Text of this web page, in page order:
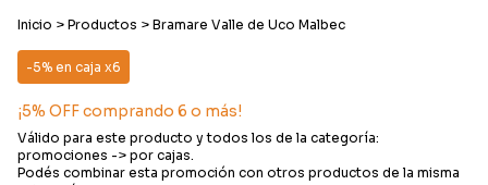
Inicio > Productos > Bramare Valle de Uco Malbec
-5% en caja x6
¡5% OFF comprando 6 o más!
Válido para este producto y todos los de la categoría:
promociones -> por cajas.
Podés combinar esta promoción con otros productos de la misma